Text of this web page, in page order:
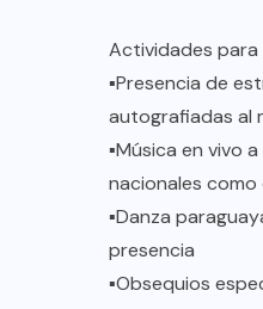
Actividades para
▪︎Presencia de
autografiadas al
▪︎Música en vivo
nacionales como
▪︎Danza
presencia
▪︎Obsequios